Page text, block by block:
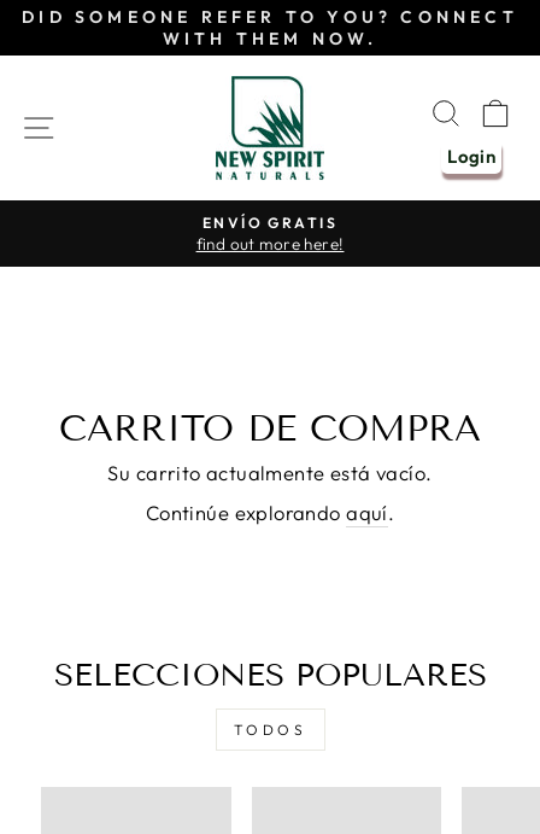
DID SOMEONE REFER TO YOU? CONNECT
WITH THEM NOW.
Login
diapositivas
ENVÍO GRATIS
find out more here!
CARRITO DE COMPRA
Su carrito actualmente está vacío.
Continúe explorandoaquí.
SELECCIONES POPULARES
TODOS